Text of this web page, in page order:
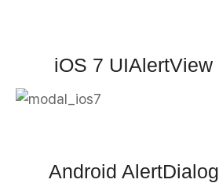
iOS 7 UIAlertView
Android AlertDialog